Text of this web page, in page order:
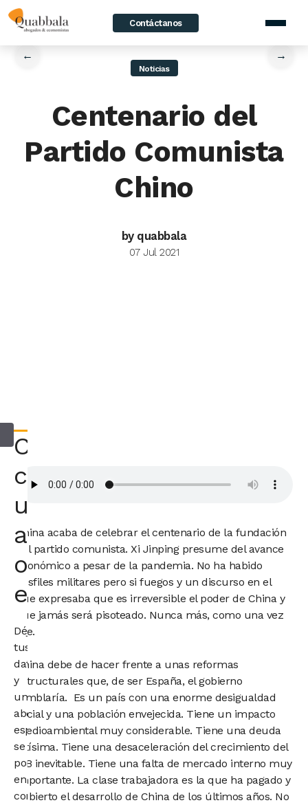
Contáctanos
home / News Centenario del Partido Comunista Chino
←
Noticias
→
Centenario del
Partido Comunista
Chino
by quabbala
07 Jul 2021
China acaba de celebrar el centenario de la fundación
del partido comunista. Xi Jinping presume del avance
económico a pesar de la pandemia. No ha habido
desfiles militares pero si fuegos y un discurso en el
que expresaba que es irreversible el poder de China y
que jamás será pisoteado. Nunca más, como una vez
fue.
China debe de hacer frente a unas reformas
estructurales que, de ser España, el gobierno
temblaría. Es un país con una enorme desigualdad
social y una población envejecida. Tiene un impacto
medioambiental muy considerable. Tiene una deuda
altísima. Tiene una desaceleración del crecimiento del
PIB inevitable. Tiene una falta de mercado interno muy
importante. La clase trabajadora es la que ha pagado y
cubierto el desarrollo de China de los últimos años. No
Consultar
con
un
abogado
o
economista
Déjanos
tus
datos
y
un
abogado
especialista
se
pondrá
en
contacto